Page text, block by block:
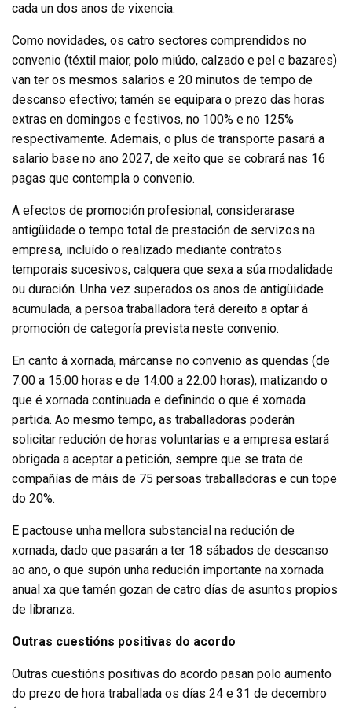
cada un dos anos de vixencia.
Como novidades, os catro sectores comprendidos no
convenio (téxtil maior, polo miúdo, calzado e pel e bazares)
van ter os mesmos salarios e 20 minutos de tempo de
descanso efectivo; tamén se equipara o prezo das horas
extras en domingos e festivos, no 100% e no 125%
respectivamente. Ademais, o plus de transporte pasará a
salario base no ano 2027, de xeito que se cobrará nas 16
pagas que contempla o convenio.
A efectos de promoción profesional, considerarase
antigüidade o tempo total de prestación de servizos na
empresa, incluído o realizado mediante contratos
temporais sucesivos, calquera que sexa a súa modalidade
ou duración. Unha vez superados os anos de antigüidade
acumulada, a persoa traballadora terá dereito a optar á
promoción de categoría prevista neste convenio.
En canto á xornada, márcanse no convenio as quendas (de
7:00 a 15:00 horas e de 14:00 a 22:00 horas), matizando o
que é xornada continuada e definindo o que é xornada
partida. Ao mesmo tempo, as traballadoras poderán
solicitar redución de horas voluntarias e a empresa estará
obrigada a aceptar a petición, sempre que se trata de
compañías de máis de 75 persoas traballadoras e cun tope
do 20%.
E pactouse unha mellora substancial na redución de
xornada, dado que pasarán a ter 18 sábados de descanso
ao ano, o que supón unha redución importante na xornada
anual xa que tamén gozan de catro días de asuntos propios
de libranza.
Outras cuestións positivas do acordo
Outras cuestións positivas do acordo pasan polo aumento
do prezo de hora traballada os días 24 e 31 de decembro